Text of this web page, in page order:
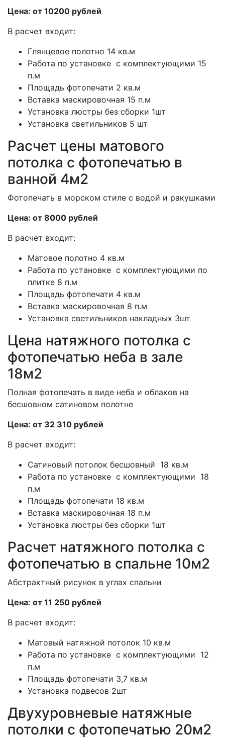
Цена: от 10200 рублей
В расчет входит:
Глянцевое полотно 14 кв.м
Работа по установке с комплектующими 15
п.м
Площадь фотопечати 2 кв.м
Вставка маскировочная 15 п.м
Установка люстры без сборки 1шт
Установка светильников 5 шт
Расчет цены матового
потолка с фотопечатью в
ванной 4м2
Фотопечать в морском стиле с водой и ракушками
Цена: от 8000 рублей
В расчет входит:
Матовое полотно 4 кв.м
Работа по установке с комплектующими по
плитке 8 п.м
Площадь фотопечати 4 кв.м
Вставка маскировочная 8 п.м
Установка светильников накладных 3шт
Цена натяжного потолка с
фотопечатью неба в зале
18м2
Полная фотопечать в виде неба и облаков на
бесшовном сатиновом полотне
Цена: от 32 310 рублей
В расчет входит:
Сатиновый потолок бесшовный 18 кв.м
Работа по установке с комплектующими 18
п.м
Площадь фотопечати 18 кв.м
Вставка маскировочная 18 п.м
Установка люстры без сборки 1шт
Расчет натяжного потолка с
фотопечатью в спальне 10м2
Абстрактный рисунок в углах спальни
Цена: от 11 250 рублей
В расчет входит:
Матовый натяжной потолок 10 кв.м
Работа по установке с комплектующими 12
п.м
Площадь фотопечати 3,7 кв.м
Установка подвесов 2шт
Двухуровневые натяжные
потолки с фотопечатью 20м2